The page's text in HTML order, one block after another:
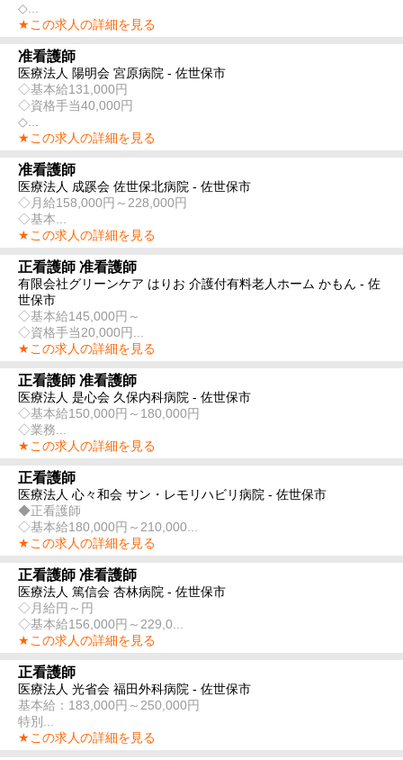
◇...
★この求人の詳細を見る
准看護師
医療法人 陽明会 宮原病院 - 佐世保市
◇基本給131,000円
◇資格手当40,000円
◇...
★この求人の詳細を見る
准看護師
医療法人 成蹊会 佐世保北病院 - 佐世保市
◇月給158,000円～228,000円
◇基本...
★この求人の詳細を見る
正看護師 准看護師
有限会社グリーンケア はりお 介護付有料老人ホーム かもん - 佐
世保市
◇基本給145,000円～
◇資格手当20,000円...
★この求人の詳細を見る
正看護師 准看護師
医療法人 是心会 久保内科病院 - 佐世保市
◇基本給150,000円～180,000円
◇業務...
★この求人の詳細を見る
正看護師
医療法人 心々和会 サン・レモリハビリ病院 - 佐世保市
◆正看護師
◇基本給180,000円～210,000...
★この求人の詳細を見る
正看護師 准看護師
医療法人 篤信会 杏林病院 - 佐世保市
◇月給円～円
◇基本給156,000円～229,0...
★この求人の詳細を見る
正看護師
医療法人 光省会 福田外科病院 - 佐世保市
基本給：183,000円～250,000円
特別...
★この求人の詳細を見る